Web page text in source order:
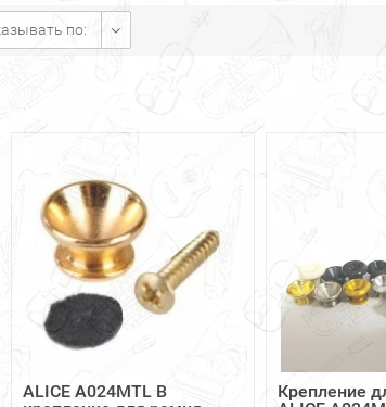
по:
ALICE A024MTL B
Крепление